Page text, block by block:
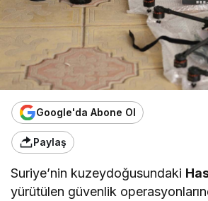
Google'da Abone Ol
Paylaş
Suriye’nin kuzeydoğusundaki
yürütülen güvenlik